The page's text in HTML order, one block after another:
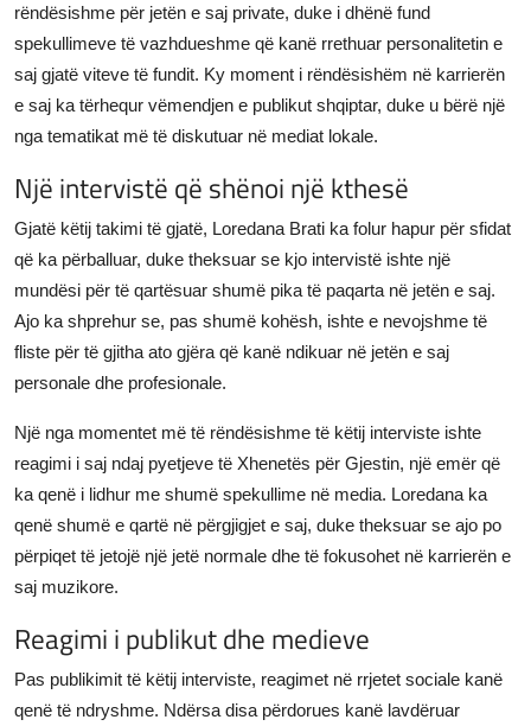
rëndësishme për jetën e saj private, duke i dhënë fund
spekullimeve të vazhdueshme që kanë rrethuar personalitetin e
saj gjatë viteve të fundit. Ky moment i rëndësishëm në karrierën
e saj ka tërhequr vëmendjen e publikut shqiptar, duke u bërë një
nga tematikat më të diskutuar në mediat lokale.
Një intervistë që shënoi një kthesë
Gjatë këtij takimi të gjatë, Loredana Brati ka folur hapur për sfidat
që ka përballuar, duke theksuar se kjo intervistë ishte një
mundësi për të qartësuar shumë pika të paqarta në jetën e saj.
Ajo ka shprehur se, pas shumë kohësh, ishte e nevojshme të
fliste për të gjitha ato gjëra që kanë ndikuar në jetën e saj
personale dhe profesionale.
Një nga momentet më të rëndësishme të këtij interviste ishte
reagimi i saj ndaj pyetjeve të Xhenetës për Gjestin, një emër që
ka qenë i lidhur me shumë spekullime në media. Loredana ka
qenë shumë e qartë në përgjigjet e saj, duke theksuar se ajo po
përpiqet të jetojë një jetë normale dhe të fokusohet në karrierën e
saj muzikore.
Reagimi i publikut dhe medieve
Pas publikimit të këtij interviste, reagimet në rrjetet sociale kanë
qenë të ndryshme. Ndërsa disa përdorues kanë lavdëruar